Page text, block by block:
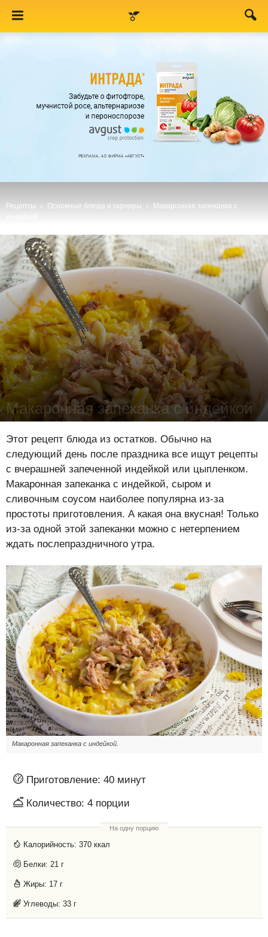
Рецепты Основные блюда и гарниры
Макаронная запеканка с
Макаронная запеканка с индейкой
Этот рецепт блюда из остатков. Обычно на
следующий день после праздника все ищут рецепты
с вчерашней запеченной индейкой или цыпленком.
Макаронная запеканка с индейкой, сыром и
сливочным соусом наиболее популярна из-за
простоты приготовления. А какая она вкусная! Только
из-за одной этой запеканки можно с нетерпением
ждать послепраздничного утра.
Макаронная запеканка с индейкой.
Приготовление: 40 минут
Количество: 4 порции
На одну порцию
Калорийность: 370 ккал
Белки: 21 г
Жиры: 17 г
Углеводы: 33 г